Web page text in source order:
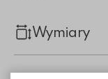
Wymiary